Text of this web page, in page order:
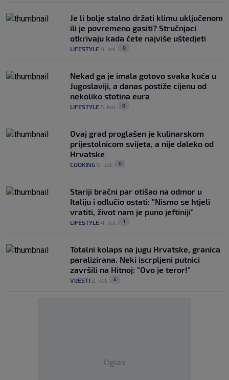
Je li bolje stalno držati klimu uključenom
ili je povremeno gasiti? Stručnjaci
otkrivaju kada ćete najviše uštedjeti
LIFESTYLE 4. kol. 0
Nekad ga je imala gotovo svaka kuća u
Jugoslaviji, a danas postiže cijenu od
nekoliko stotina eura
LIFESTYLE 5. kol. 0
Ovaj grad proglašen je kulinarskom
prijestolnicom svijeta, a nije daleko od
Hrvatske
COOKING 5. kol. 0
Stariji bračni par otišao na odmor u
Italiju i odlučio ostati: "Nismo se htjeli
vratiti, život nam je puno jeftiniji"
LIFESTYLE 4. kol. 1
Totalni kolaps na jugu Hrvatske, granica
paralizirana. Neki iscrpljeni putnici
završili na Hitnoj: "Ovo je teror!"
VIJESTI 2. kol. 6
Oglas